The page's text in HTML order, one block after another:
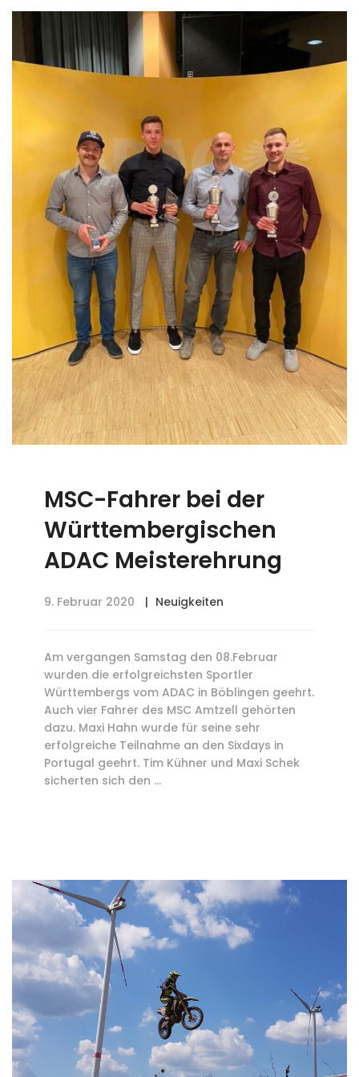
MSC-Fahrer bei der
Württembergischen
ADAC Meisterehrung
9. Februar 2020 Neuigkeiten
Am vergangen Samstag den 08.Februar
wurden die erfolgreichsten Sportler
Württembergs vom ADAC in Böblingen geehrt.
Auch vier Fahrer des MSC Amtzell gehörten
dazu. Maxi Hahn wurde für seine sehr
erfolgreiche Teilnahme an den Sixdays in
Portugal geehrt. Tim Kühner und Maxi Schek
sicherten sich den …